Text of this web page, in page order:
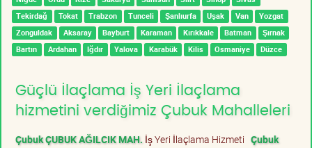
Tekirdağ
Tokat Trabzon Tunceli Şanlıurfa Uşak Van
Yozgat
Zonguldak
Aksaray Bayburt Karaman Kırıkkale Batman
Şırnak
Bartın
Ardahan Iğdır Yalova Karabük Kilis Osmaniye Düzce
Güçlü İlaçlama İş Yeri İlaçlama
hizmetini verdiğimiz Çubuk Mahalleleri
Çubuk ÇUBUK AĞILCIK MAH. İş Yeri İlaçlama Hizmeti Çubuk